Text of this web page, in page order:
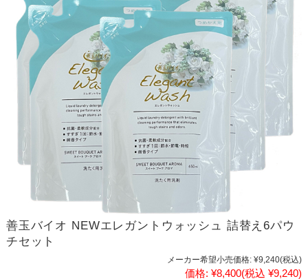
善玉バイオ NEWエレガントウォッシュ 詰替え6パウ
チセット
メーカー希望小売価格: ¥9,240(税込)
価格: ¥8,400(税込 ¥9,240)